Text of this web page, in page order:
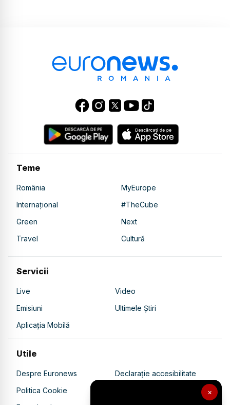
×
Teme
România
MyEurope
Internațional
#TheCube
Green
Next
Travel
Cultură
Servicii
Live
Video
Emisiuni
Ultimele Știri
Aplicația Mobilă
Utile
Despre Euronews
Declarație accesibilitate
Politica Cookie
Politica de confidențialitate